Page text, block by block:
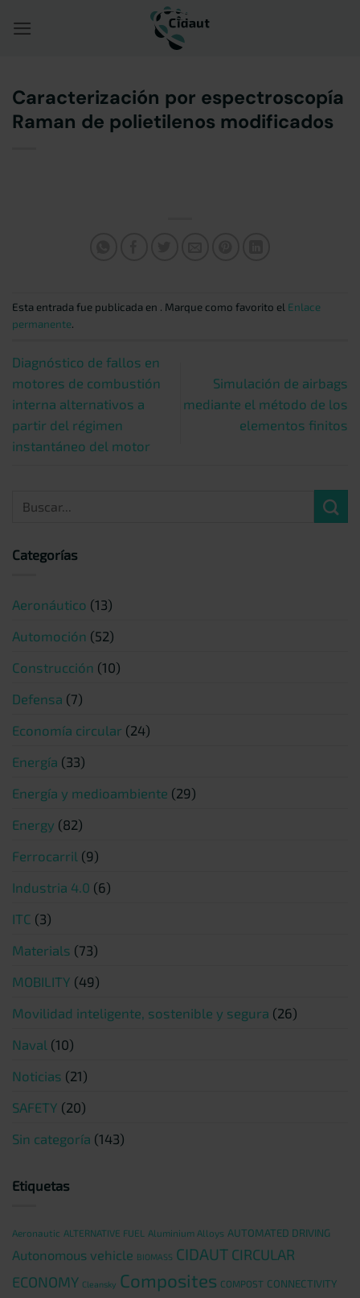
Caracterización por espectroscopía
Raman de polietilenos modificados
Esta entrada fue publicada en . Marque como favorito el Enlace
permanente.
Diagnóstico de fallos en
motores de combustión
interna alternativos a
partir del régimen
instantáneo del motor
Simulación de airbags
mediante el método de los
elementos finitos
Categorías
Aeronáutico (13)
Automoción (52)
Construcción (10)
Defensa (7)
Economía circular (24)
Energía (33)
Energía y medioambiente (29)
Energy (82)
Ferrocarril (9)
Industria 4.0 (6)
ITC (3)
Materials (73)
MOBILITY (49)
Movilidad inteligente, sostenible y segura (26)
Naval (10)
Noticias (21)
SAFETY (20)
Sin categoría (143)
Etiquetas
Aeronautic ALTERNATIVE FUEL Aluminium Alloys AUTOMATED DRIVING
Autonomous vehicle BIOMASS CIDAUT CIRCULAR
ECONOMY Cleansky Composites COMPOST CONNECTIVITY